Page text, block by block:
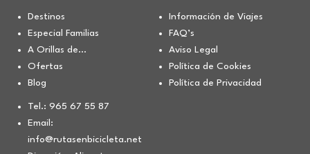
Destinos
Especial Familias
A Orillas de…
Ofertas
Blog
Información de Viajes
FAQ’s
Aviso Legal
Política de Cookies
Política de Privacidad
Tel.: 965 67 55 87
Email:
info@rutasenbicicleta.net